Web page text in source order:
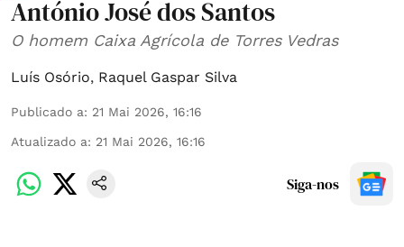
António José dos Santos
O homem Caixa Agrícola de Torres Vedras
Luís Osório, Raquel Gaspar Silva
Publicado a: 21 Mai 2026, 16:16
Atualizado a: 21 Mai 2026, 16:16
Siga-nos